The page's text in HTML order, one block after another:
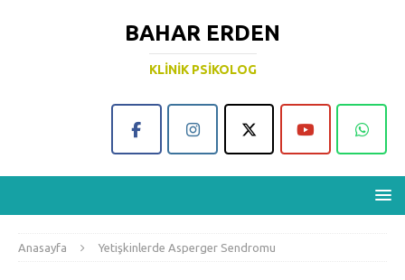
BAHAR ERDEN
KLINIK PSIKOLOG
Anasayfa Yetişkinlerde Asperger Sendromu